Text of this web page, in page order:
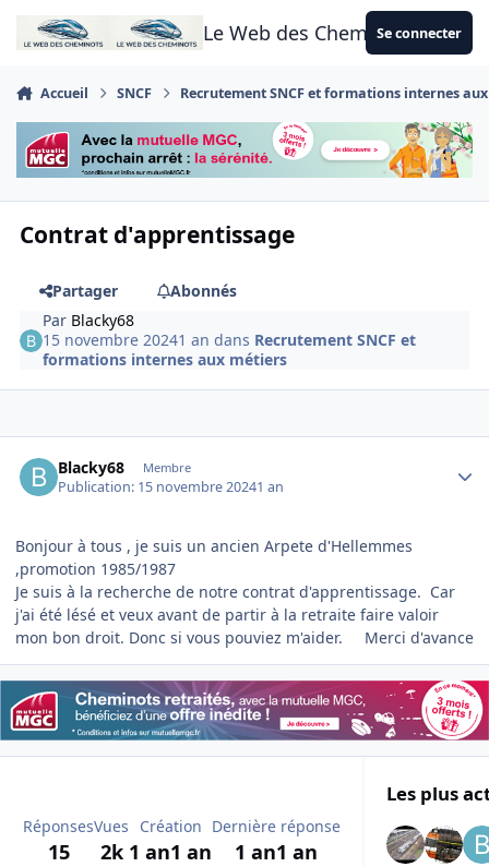
Aller au contenu
Le Web des CheminotsSe connecter
Accueil SNCF Recrutement SNCF et formations internes
Contrat d'apprentissage
Partager
Abonnés
Par Blacky68
15 novembre 20241 an dans Recrutement SNCF et
formations internes aux métiers
Blacky68 Membre
Publication: 15 novembre 20241 an
Bonjour à tous , je suis un ancien Arpete d'Hellemmes
,promotion 1985/1987
Je suis à la recherche de notre contrat d'apprentissage. Car
j'ai été lésé et veux avant de partir à la retraite faire valoir
mon bon droit. Donc si vous pouviez m'aider. Merci d'avance
Réponses
15
Vues
2k
Création
1 an1 an
Dernière réponse
1 an1 an
Les plus